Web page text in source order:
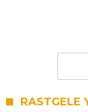
RASTGELE